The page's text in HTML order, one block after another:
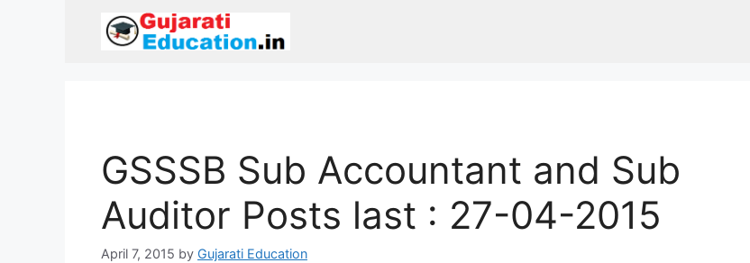
GSSSB Sub Accountant and Sub
Auditor Posts last : 27-04-2015
April 7, 2015 by Gujarati Education